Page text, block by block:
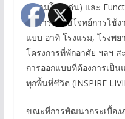
(ความโดดเด่น) และ
สามารถตอบโจทย์การใช้
แบบ อาทิ โรงแรม, โรงพ
โครงการที่พักอาศัย ฯลฯ
การออกแบบที่ต้องการเป็
ทุกพื้นที่ชีวิต (INSPIRE
ขณะที่การพัฒนากระเบื้อง